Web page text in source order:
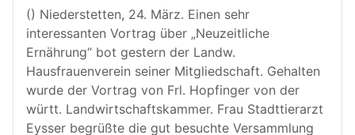
() Niederstetten, 24. März. Einen sehr
interessanten Vortrag über „Neuzeitliche
Ernährung“ bot gestern der Landw.
Hausfrauenverein seiner Mitgliedschaft. Gehalten
wurde der Vortrag von Frl. Hopfinger von der
württ. Landwirtschaftskammer. Frau Stadttierarzt
Eysser begrüßte die gut besuchte Versammlung